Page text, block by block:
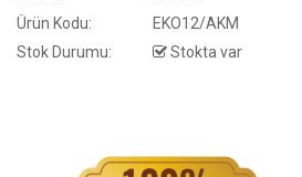
Ürün Kodu:
EKO12/AKM
Stok Durumu:
Stokta var